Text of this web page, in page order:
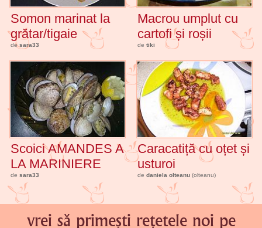
Somon marinat la
grătar/tigaie
desara33
Macrou umplut cu
cartofi și roșii
de tiki
Scoici AMANDES A
LA MARINIERE
de sara33
Caracatiță cu oțet și
usturoi
de daniela olteanu (olteanu)
vrei să primești rețetele noi pe